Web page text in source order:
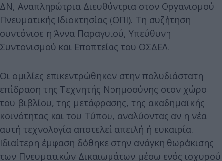
ΔΝ, Αναπληρώτρια Διευθύντρια στον Οργανισμού
Πνευματικής Ιδιοκτησίας (ΟΠΙ). Τη συζήτηση
συντόνισε η Άννα Παραγυιού, Υπεύθυνη
Συντονισμού και Εποπτείας του ΟΣΔΕΛ.
Οι ομιλίες επικεντρώθηκαν στην πολυδιάστατη
επίδραση της Τεχνητής Νοημοσύνης στον χώρο
του βιβλίου, της μετάφρασης, της ακαδημαϊκής
κοινότητας και του Τύπου, αναλύοντας αν η νέα
αυτή τεχνολογία αποτελεί απειλή ή ευκαιρία.
Ιδιαίτερη έμφαση δόθηκε στην ανάγκη θωράκισης
των Πνευματικών Δικαιωμάτων μέσω ενός ισχυρού